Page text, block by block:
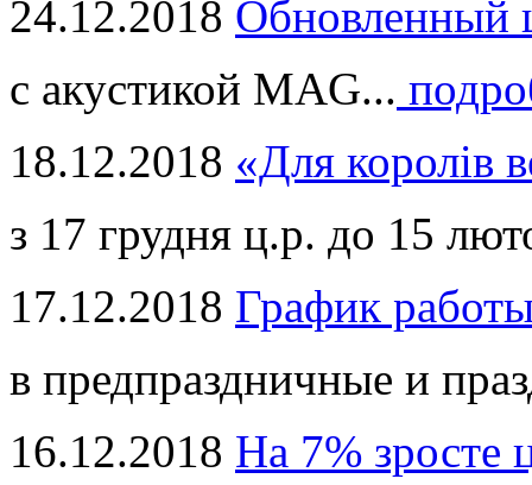
24.12.2018 Обновленный
с акустикой MAG...
18.12.2018 «Для королів
з 17 грудня ц.р. до 15
17.12.2018 График
в предпраздничные и
16.12.2018 На 7% зросте